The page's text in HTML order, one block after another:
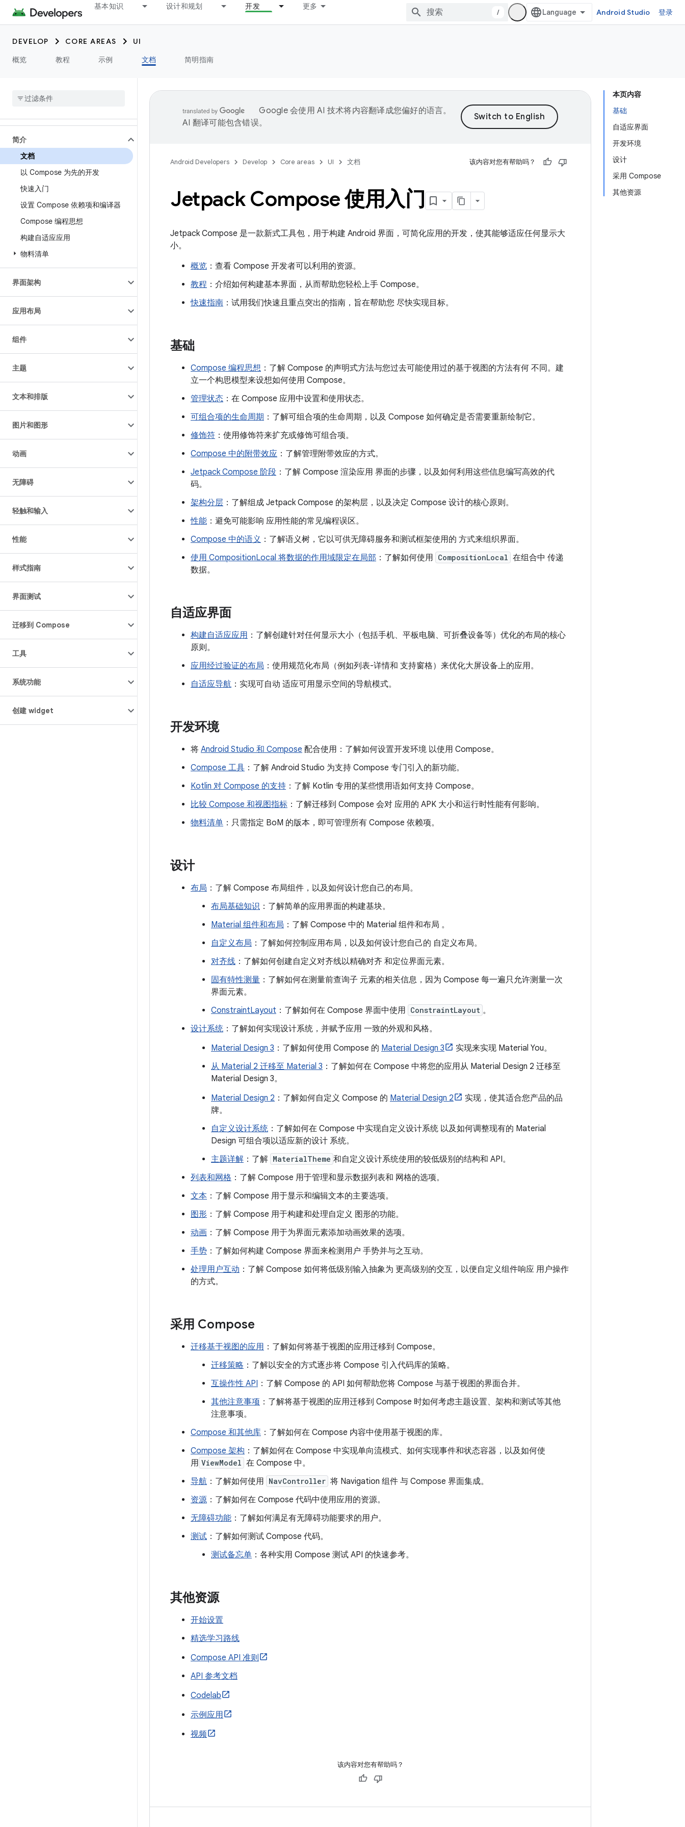
基本知识 设计和规划 开发 更多
/ Android Studio 登录
DEVELOP CORE AREAS
UI
概览
教程 示例 文档 简明指南
简介
文档
以 Compose 为先的开发
快速入门
设置 Compose 依赖项和编译器
Compose 编程思想
构建自适应应用
物料清单
界面架构
应用布局
组件
主题
文本和排版
图片和图形
动画
无障碍
轻触和输入
性能
样式指南
界面测试
迁移到 Compose
工具
系统功能
创建 widget
本页内容
基础
自适应界面
开发环境
设计
采用 Compose
其他资源
Google 会使用 AI 技术将内容翻译成您偏好的语言。
AI 翻译可能包含错误。
Android Developers Develop Core areas UI 文档 该内容对您有帮助吗？
Jetpack Compose 使用入门
Jetpack Compose 是一款新式工具包，用于构建 Android 界面，可简化应用的开发，使其能够适应任何显示大
小。
概览 ：查看 Compose 开发者可以利用的资源。
教程 ：介绍如何构建基本界面，从而帮助您轻松上手 Compose。
快速指南 ：试用我们快速且重点突出的指南，旨在帮助您 尽快实现目标。
基础
Compose 编程思想 ：了解 Compose 的声明式方法与您过去可能使用过的基于视图的方法有何 不同。建
立一个构思模型来设想如何使用 Compose。
管理状态 ：在 Compose 应用中设置和使用状态。
可组合项的生命周期 ：了解可组合项的生命周期，以及 Compose 如何确定是否需要重新绘制它。
修饰符 ：使用修饰符来扩充或修饰可组合项。
Compose 中的附带效应 ：了解管理附带效应的方式。
Jetpack Compose 阶段 ：了解 Compose 渲染应用 界面的步骤，以及如何利用这些信息编写高效的代
码。
架构分层 ：了解组成 Jetpack Compose 的架构层，以及决定 Compose 设计的核心原则。
性能 ：避免可能影响 应用性能的常见编程误区。
Compose 中的语义 ：了解语义树，它以可供无障碍服务和测试框架使用的 方式来组织界面。
使用 CompositionLocal 将数据的作用域限定在局部 ：了解如何使用 CompositionLocal 在组合中 传递
数据。
自适应界面
构建自适应应用 ：了解创建针对任何显示大小（包括手机、平板电脑、可折叠设备等）优化的布局的核心
原则。
应用经过验证的布局 ：使用规范化布局（例如列表-详情和 支持窗格）来优化大屏设备上的应用。
自适应导航 ：实现可自动 适应可用显示空间的导航模式。
开发环境
将 Android Studio 和 Compose 配合使用：了解如何设置开发环境 以使用 Compose。
Compose 工具 ：了解 Android Studio 为支持 Compose 专门引入的新功能。
Kotlin 对 Compose 的支持 ：了解 Kotlin 专用的某些惯用语如何支持 Compose。
比较 Compose 和视图指标 ：了解迁移到 Compose 会对 应用的 APK 大小和运行时性能有何影响。
物料清单 ：只需指定 BoM 的版本，即可管理所有 Compose 依赖项。
设计
布局 ：了解 Compose 布局组件，以及如何设计您自己的布局。
布局基础知识 ：了解简单的应用界面的构建基块。
Material 组件和布局 ：了解 Compose 中的 Material 组件和布局 。
自定义布局 ：了解如何控制应用布局，以及如何设计您自己的 自定义布局。
对齐线 ：了解如何创建自定义对齐线以精确对齐 和定位界面元素。
固有特性测量 ：了解如何在测量前查询子 元素的相关信息，因为 Compose 每一遍只允许测量一次
界面元素。
ConstraintLayout ：了解如何在 Compose 界面中使用 ConstraintLayout 。
设计系统 ：了解如何实现设计系统，并赋予应用 一致的外观和风格。
Material Design 3 ：了解如何使用 Compose 的 Material Design 3
实现来实现 Material You。
从 Material 2 迁移至 Material 3 ：了解如何在 Compose 中将您的应用从 Material Design 2 迁移至
Material Design 3。
Material Design 2 ：了解如何自定义 Compose 的 Material Design 2
实现，使其适合您产品的品
牌。
自定义设计系统 ：了解如何在 Compose 中实现自定义设计系统 以及如何调整现有的 Material
Design 可组合项以适应新的设计 系统。
主题详解 ：了解 MaterialTheme 和自定义设计系统使用的较低级别的结构和 API。
列表和网格 ：了解 Compose 用于管理和显示数据列表和 网格的选项。
文本 ：了解 Compose 用于显示和编辑文本的主要选项。
图形 ：了解 Compose 用于构建和处理自定义 图形的功能。
动画 ：了解 Compose 用于为界面元素添加动画效果的选项。
手势 ：了解如何构建 Compose 界面来检测用户 手势并与之互动。
处理用户互动 ：了解 Compose 如何将低级别输入抽象为 更高级别的交互，以便自定义组件响应 用户操作
的方式。
采用 Compose
迁移基于视图的应用 ：了解如何将基于视图的应用迁移到 Compose。
迁移策略 ：了解以安全的方式逐步将 Compose 引入代码库的策略。
互操作性 API ：了解 Compose 的 API 如何帮助您将 Compose 与基于视图的界面合并。
其他注意事项 ：了解将基于视图的应用迁移到 Compose 时如何考虑主题设置、架构和测试等其他
注意事项。
Compose 和其他库 ：了解如何在 Compose 内容中使用基于视图的库。
Compose 架构 ：了解如何在 Compose 中实现单向流模式、如何实现事件和状态容器，以及如何使
用 ViewModel 在 Compose 中。
导航 ：了解如何使用 NavController 将 Navigation 组件 与 Compose 界面集成。
资源 ：了解如何在 Compose 代码中使用应用的资源。
无障碍功能 ：了解如何满足有无障碍功能要求的用户。
测试 ：了解如何测试 Compose 代码。
测试备忘单 ：各种实用 Compose 测试 API 的快速参考。
其他资源
开始设置
精选学习路线
Compose API 准则
API 参考文档
Codelab
示例应用
视频
该内容对您有帮助吗？